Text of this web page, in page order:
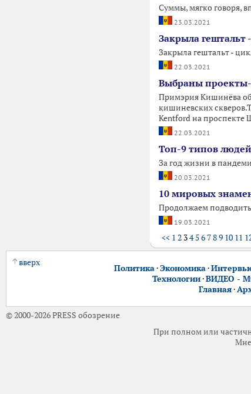
Суммы, мягко говоря,
23.03.2021
Закрыла
Закрыла гештальт -
22.03.2021
Выбраны проекты-
Примэрия Кишинёва
кишиневских
Kentford на проспекте
22.03.2021
Топ-9 типов
За год жизни в
20.03.2021
10 мировых
Продолжаем
19.03.2021
<< 1 2 34 56 789 10 11
вверх
Политика·Экономика·
Технологии·ВИДЕО -
Главная·
© 2000-2026 PRESS обозрение
При полном или